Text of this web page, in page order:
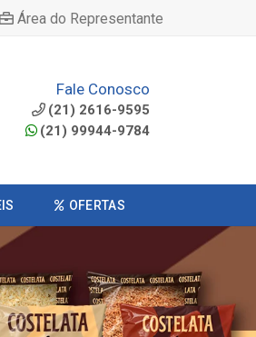
Área do Representante
Fale Conosco
(21) 2616-9595
(21) 99944-9784
OFERTAS